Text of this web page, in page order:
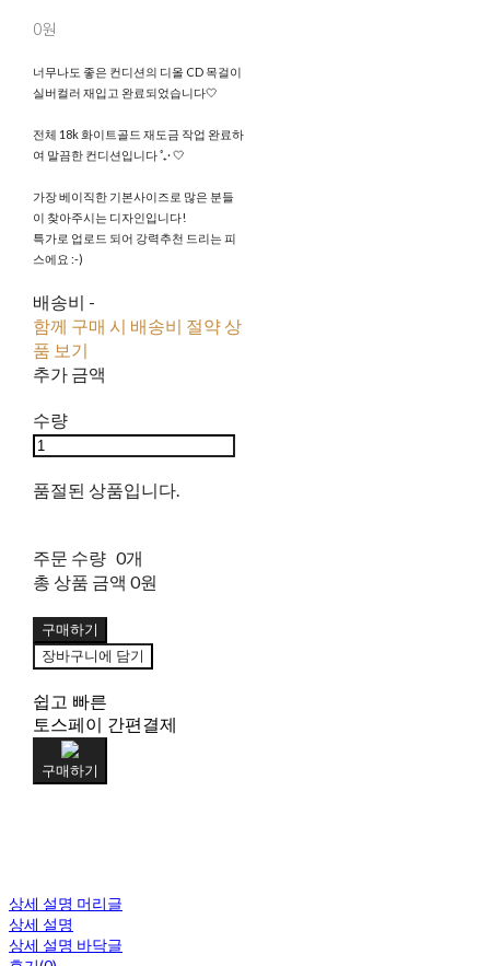
0원
너무나도 좋은 컨디션의 디올 CD 목걸이
실버컬러 재입고 완료되었습니다🤍
전체 18k 화이트골드 재도금 작업 완료하
여 말끔한 컨디션입니다 ˚₊· 🤍
가장 베이직한 기본사이즈로 많은 분들
이 찾아주시는 디자인입니다!
특가로 업로드 되어 강력추천 드리는 피
스에요 :-)
배송비 -
함께 구매 시 배송비 절약 상
품 보기
추가 금액
수량
품절된 상품입니다.
주문 수량 0개
총 상품 금액 0원
구매하기
장바구니에 담기
쉽고 빠른
토스페이 간편결제
구매하기
상세 설명 머리글
상세 설명
상세 설명 바닥글